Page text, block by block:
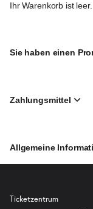
Ihr Warenkorb ist leer.
Sie haben einen
Zahlungsmittel
Allgemeine